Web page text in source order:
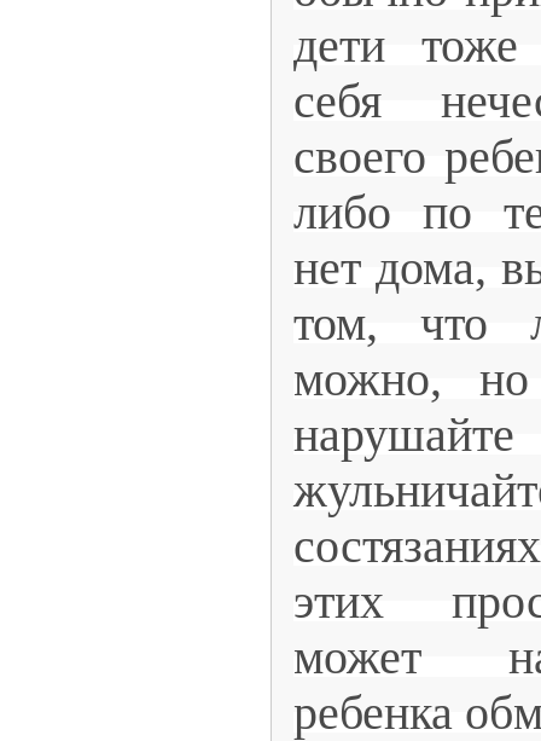
дети тоже
себя
своего
либо по
нет дома,
том, что
можно,
этих
может
ребенка